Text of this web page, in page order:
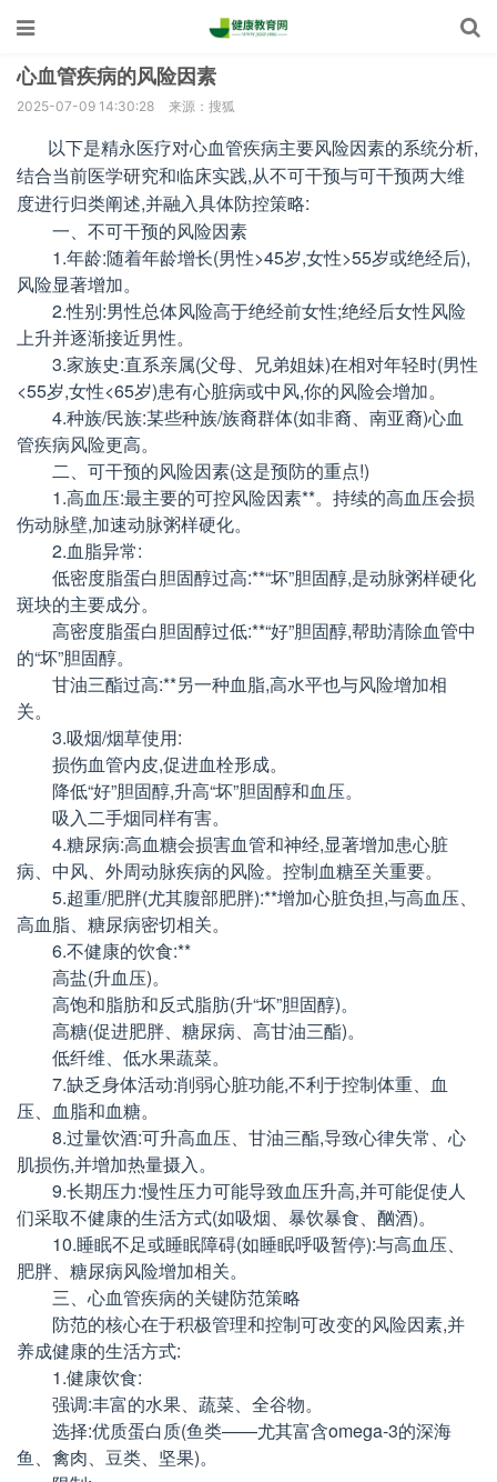
心血管疾病的风险因素
2025-07-09 14:30:28 来源：搜狐
以下是精永医疗对心血管疾病主要风险因素的系统分析,
结合当前医学研究和临床实践,从不可干预与可干预两大维
度进行归类阐述,并融入具体防控策略:
一、不可干预的风险因素
1.年龄:随着年龄增长(男性>45岁,女性>55岁或绝经后),
风险显著增加。
2.性别:男性总体风险高于绝经前女性;绝经后女性风险
上升并逐渐接近男性。
3.家族史:直系亲属(父母、兄弟姐妹)在相对年轻时(男性
<55岁,女性<65岁)患有心脏病或中风,你的风险会增加。
4.种族/民族:某些种族/族裔群体(如非裔、南亚裔)心血
管疾病风险更高。
二、可干预的风险因素(这是预防的重点!)
1.高血压:最主要的可控风险因素**。持续的高血压会损
伤动脉壁,加速动脉粥样硬化。
2.血脂异常:
低密度脂蛋白胆固醇过高:**“坏”胆固醇,是动脉粥样硬化
斑块的主要成分。
高密度脂蛋白胆固醇过低:**“好”胆固醇,帮助清除血管中
的“坏”胆固醇。
甘油三酯过高:**另一种血脂,高水平也与风险增加相
关。
3.吸烟/烟草使用:
损伤血管内皮,促进血栓形成。
降低“好”胆固醇,升高“坏”胆固醇和血压。
吸入二手烟同样有害。
4.糖尿病:高血糖会损害血管和神经,显著增加患心脏
病、中风、外周动脉疾病的风险。控制血糖至关重要。
5.超重/肥胖(尤其腹部肥胖):**增加心脏负担,与高血压、
高血脂、糖尿病密切相关。
6.不健康的饮食:**
高盐(升血压)。
高饱和脂肪和反式脂肪(升“坏”胆固醇)。
高糖(促进肥胖、糖尿病、高甘油三酯)。
低纤维、低水果蔬菜。
7.缺乏身体活动:削弱心脏功能,不利于控制体重、血
压、血脂和血糖。
8.过量饮酒:可升高血压、甘油三酯,导致心律失常、心
肌损伤,并增加热量摄入。
9.长期压力:慢性压力可能导致血压升高,并可能促使人
们采取不健康的生活方式(如吸烟、暴饮暴食、酗酒)。
10.睡眠不足或睡眠障碍(如睡眠呼吸暂停):与高血压、
肥胖、糖尿病风险增加相关。
三、心血管疾病的关键防范策略
防范的核心在于积极管理和控制可改变的风险因素,并
养成健康的生活方式:
1.健康饮食:
强调:丰富的水果、蔬菜、全谷物。
选择:优质蛋白质(鱼类——尤其富含omega-3的深海
鱼、禽肉、豆类、坚果)。